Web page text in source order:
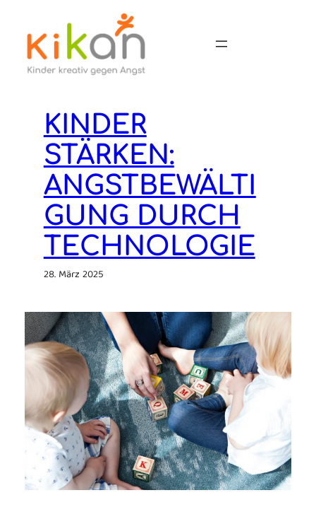
springen
KINDER
STÄRKEN:
ANGSTBEWÄLTI
GUNG DURCH
TECHNOLOGIE
28. März 2025